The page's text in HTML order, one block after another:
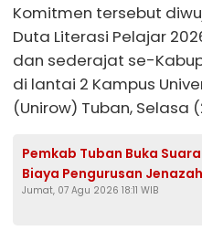
Komitmen tersebut
Duta Literasi Pelajar
dan sederajat se-
di lantai 2 Kampus
(Unirow) Tuban, Selasa
Pemkab Tuban Buka
Biaya Pengurusan
Ramai di Media Sosial
Jumat, 07 Agu 2026 18:11 WIB